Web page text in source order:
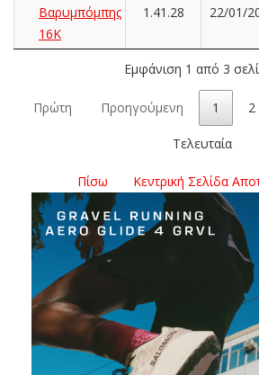
Βαρυμπόμπης
16K
1.41.28 22/01/
Εμφάνιση 1 από 3
Πρώτη Προηγούμενη 1 2
Τελευταία
Πίσω Κεντρική Σελίδα